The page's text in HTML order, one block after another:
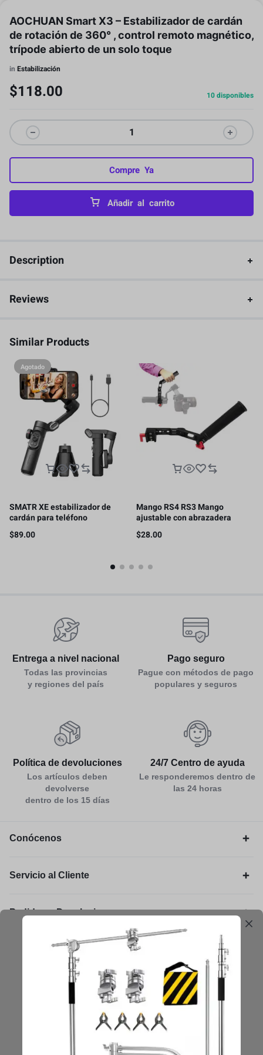
AOCHUAN Smart X3 – Estabilizador de cardán
de rotación de 360° , control remoto magnético,
trípode abierto de un solo toque
in Estabilización
$118.00 10 disponibles
Añadir al carrito
Compre Ya
Description
Reviews
Similar Products
Agotado
SMATR XE estabilizador de
cardán para teléfono
inteligente de 3 ejes, cardán
plegable de mano para
$89.00
Mango RS4 RS3 Mango
ajustable con abrazadera
OTAN
$28.00
Entrega a nivel nacional
Todas las provincias
y regiones del país
Pago seguro
Pague con métodos de pago
populares y seguros
Política de devoluciones
Los artículos deben
devolverse
dentro de los 15 días
24/7 Centro de ayuda
Le responderemos dentro de
las 24 horas
Conócenos
Servicio al Cliente
Pedidos y Devoluciones
Mantengámonos en contacto
Obtenga consejos, sugerencias, actualizaciones y más.
Mantenerse en Contacto